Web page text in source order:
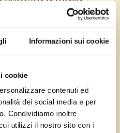
Informazioni sui cookie
cookie
contenuti ed
dei social media e per
Condividiamo inoltre
utilizzi il nostro sito con i
d’accordo
la leggerezza
rinunciare alla